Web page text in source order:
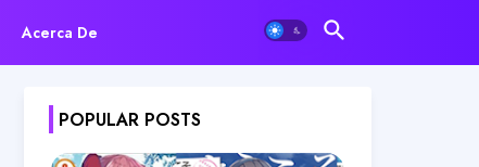
Acerca De
POPULAR POSTS